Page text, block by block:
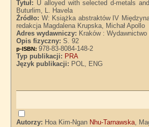
Tytuł: U alloyed with selected d-metals
Buturlim, L. Havela
Źródło: W: Książka abstraktów IV
redakcja Magdalena Krupska, Michał Apollo
Adres wydawniczy: Kraków :
Opis fizyczny:S. 92
p-ISBN:978-83-8084-148-2
Typ publikacji: PRA
Język publikacji: POL, ENG
Autorzy: Hoa Kim-Ngan Nhu-Tarnawska,